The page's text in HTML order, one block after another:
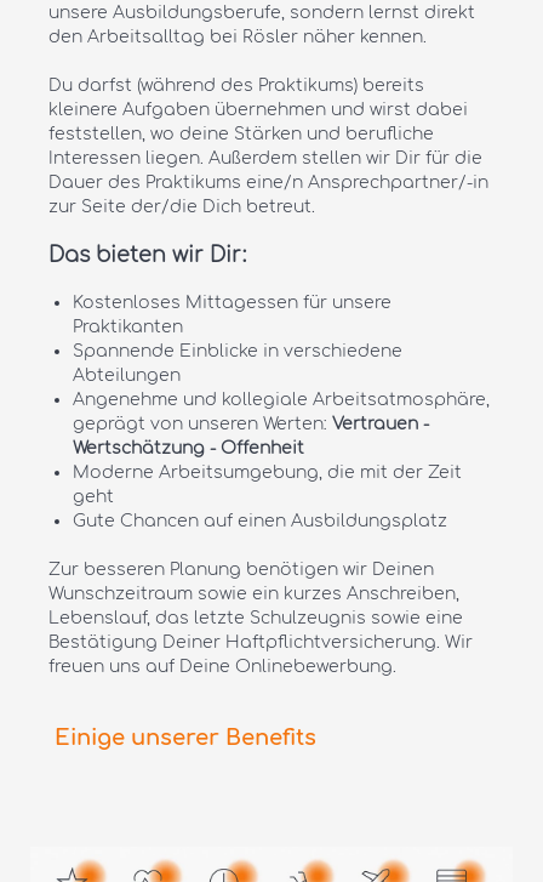
unsere Ausbildungsberufe, sondern lernst direkt
den Arbeitsalltag bei Rösler näher kennen.
Du darfst (während des Praktikums) bereits
kleinere Aufgaben übernehmen und wirst dabei
feststellen, wo deine Stärken und berufliche
Interessen liegen. Außerdem stellen wir Dir für die
Dauer des Praktikums eine/n Ansprechpartner/-in
zur Seite der/die Dich betreut.
Das bieten wir Dir:
Kostenloses Mittagessen für unsere
Praktikanten
Spannende Einblicke in verschiedene
Abteilungen
Angenehme und kollegiale Arbeitsatmosphäre,
geprägt von unseren Werten: Vertrauen -
Wertschätzung - Offenheit
Moderne Arbeitsumgebung, die mit der Zeit
geht
Gute Chancen auf einen Ausbildungsplatz
Zur besseren Planung benötigen wir Deinen
Wunschzeitraum sowie ein kurzes Anschreiben,
Lebenslauf, das letzte Schulzeugnis sowie eine
Bestätigung Deiner Haftpflichtversicherung. Wir
freuen uns auf Deine Onlinebewerbung.
Einige unserer Benefits